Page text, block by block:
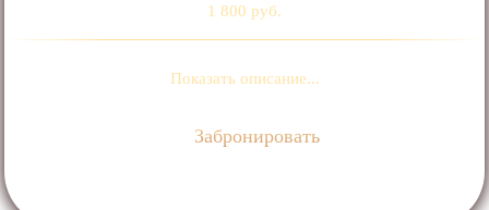
1 800 руб.
Показать описание...
Забронировать